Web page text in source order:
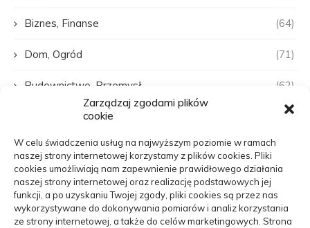
Zarządzaj zgodami plików
cookie
W celu świadczenia usług na najwyższym poziomie w ramach
naszej strony internetowej korzystamy z plików cookies. Pliki
cookies umożliwiają nam zapewnienie prawidłowego działania
naszej strony internetowej oraz realizację podstawowych jej
funkcji, a po uzyskaniu Twojej zgody, pliki cookies są przez nas
wykorzystywane do dokonywania pomiarów i analiz korzystania
ze strony internetowej, a także do celów marketingowych. Strona
Biznes, Finanse (64)
Dom, Ogród (71)
Budownictwo, Przemysł (62)
Edukacja, Rozrywka (31)
Zdrowie, Medycyna (107)
Moda, Uroda
Turystyka, Aktywność (48)